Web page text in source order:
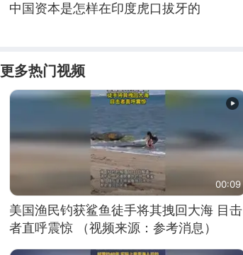
中国资本是怎样在印度虎口拔牙的
更多热门视频
00:09
美国渔民钓获鲨鱼徒手将其拽回大海 目击
者直呼震惊 （视频来源：参考消息）